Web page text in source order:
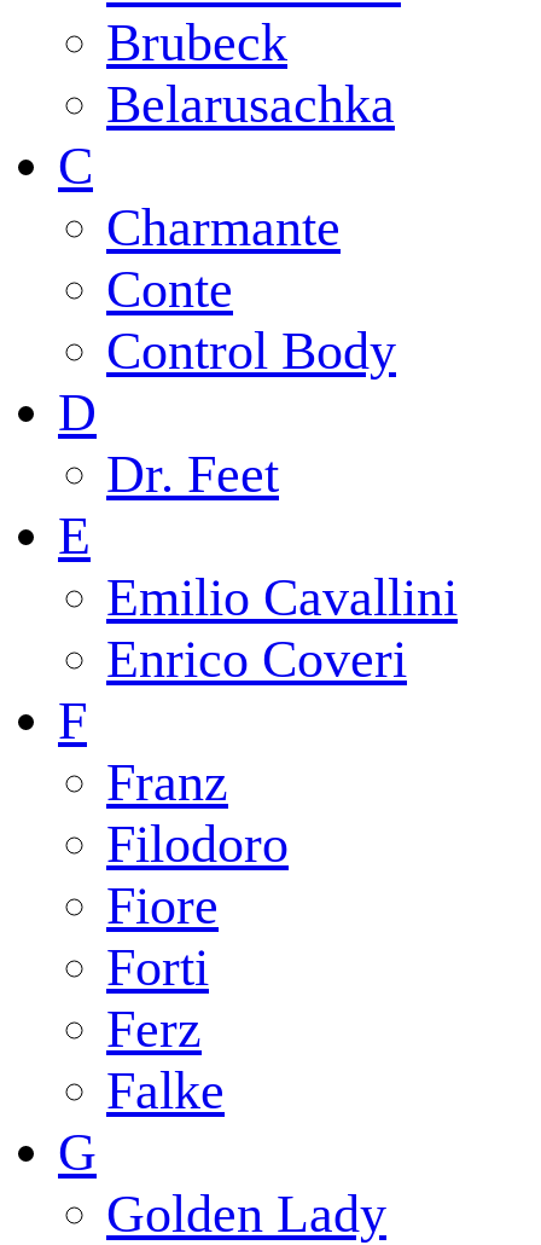
Brubeck
Belarusachka
C
Charmante
Conte
Control Body
D
Dr. Feet
E
Emilio Cavallini
Enrico Coveri
F
Franz
Filodoro
Fiore
Forti
Ferz
Falke
G
Golden Lady